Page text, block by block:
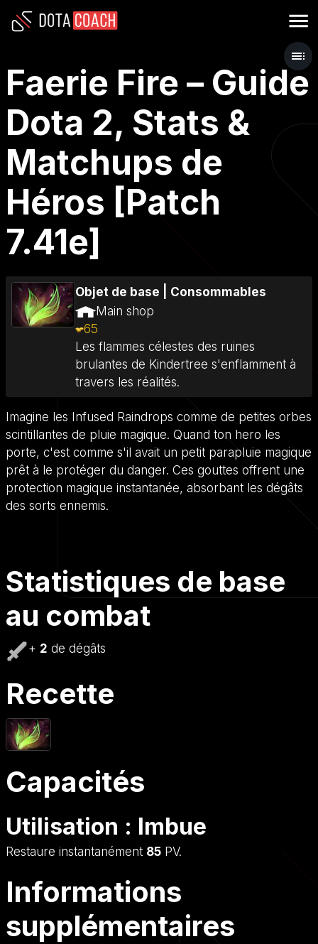
Faerie Fire – Guide
Dota 2, Stats &
Matchups de
Héros [Patch
7.41e]
Objet de base
Consommables
Main shop
65
Les flammes célestes des ruines
brulantes de Kindertree s'enflamment à
travers les réalités.
Imagine les Infused Raindrops comme de petites orbes
scintillantes de pluie magique. Quand ton hero les
porte, c'est comme s'il avait un petit parapluie magique
prêt à le protéger du danger. Ces gouttes offrent une
protection magique instantanée, absorbant les dégâts
des sorts ennemis.
Statistiques de base
au combat
+ 2 de dégâts
Recette
Capacités
Utilisation : Imbue
Restaure instantanément 85 PV.
Informations
supplémentaires